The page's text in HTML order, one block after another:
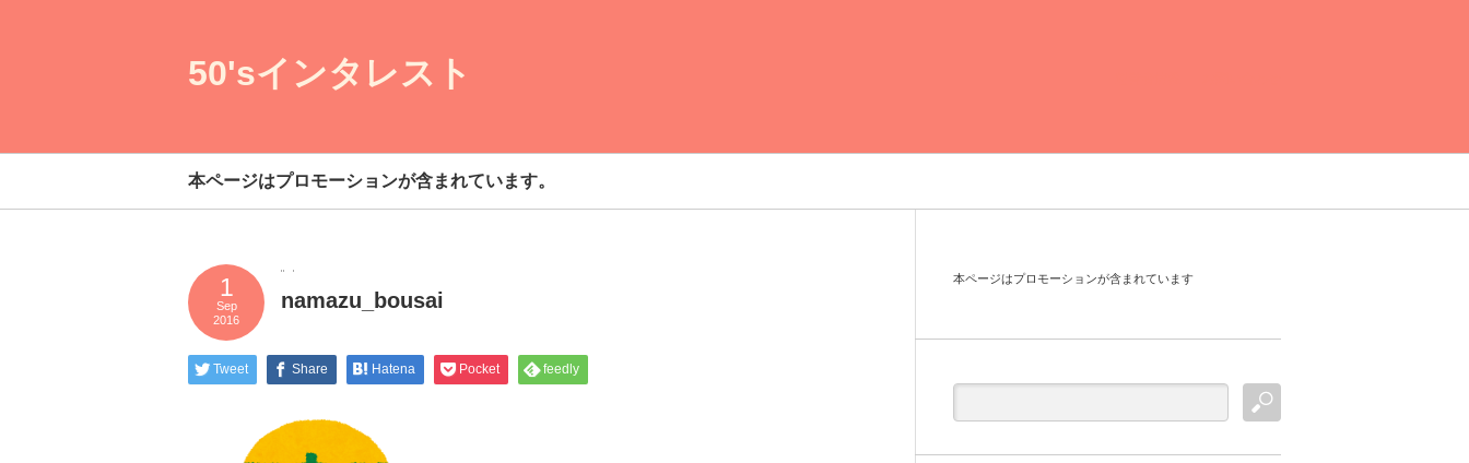
50'sインタレスト
本ページはプロモーションが含まれています。
1
Sep
2016
namazu_bousai
Tweet Share Hatena Pocket feedly
本ページはプロモーションが含まれています